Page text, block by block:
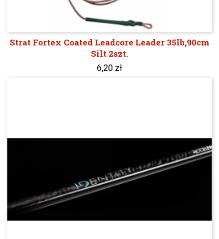
Strat Fortex Coated Leadcore Leader 35lb,90cm
Silt 2szt.
6,20 zł